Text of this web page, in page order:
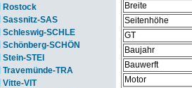
Rostock
Sassnitz-SAS
Schleswig-SCHLE
Schönberg-SCHÖN
Stein-STEI
Travemünde-TRA
Vitte-VIT
Breite
Seitenhöhe
GT
Baujahr
Bauwerft
Motor